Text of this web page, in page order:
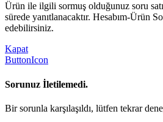
Ürün ile ilgili sormuş olduğunuz soru
sürede yanıtlanacaktır. Hesabım-Ürün
edebilirsiniz.
Kapat
ButtonIcon
Sorunuz İletilemedi.
Bir sorunla karşılaşıldı, lütfen tekrar